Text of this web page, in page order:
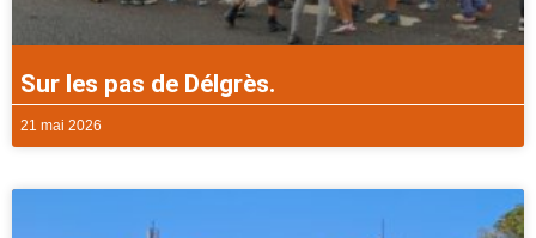
Sur les pas de Délgrès.
21 mai 2026